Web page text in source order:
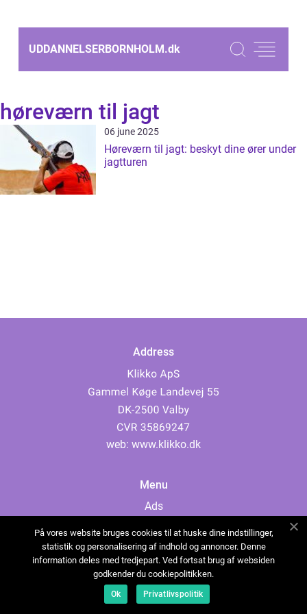
UDDANNELSERBORNHOLM.dk
høreværn til jagt
06 june 2025
Høreværn til jagt: beskyt dine ører under
jagtturen
Address
web: www.klikko.dk
Menu
Ads
Cookies
Contact
Sitemap
På vores website bruges cookies til at huske dine indstillinger,
statistik og personalisering af indhold og annoncer. Denne
information deles med tredjepart. Ved fortsat brug af websiden
godkender du cookiepolitikken.
Ok Privatlivspolitik